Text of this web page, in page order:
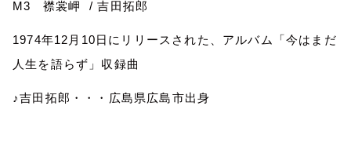
M3 襟裳岬 /吉田拓郎
1974年12 月 10日にリリースされた、アルバム「今はまだ
人生を語らず」収録曲
♪吉田拓郎・・・広島県広島市出身